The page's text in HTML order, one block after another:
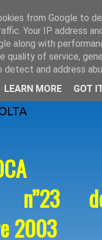
n”23
2003
from Google to
Your IP address
along with
quality of service,
and address
LEARN MORE
GOT